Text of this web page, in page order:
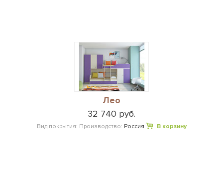
Лео
32 740 руб.
Вид покрытия: Производство: Россия В корзину